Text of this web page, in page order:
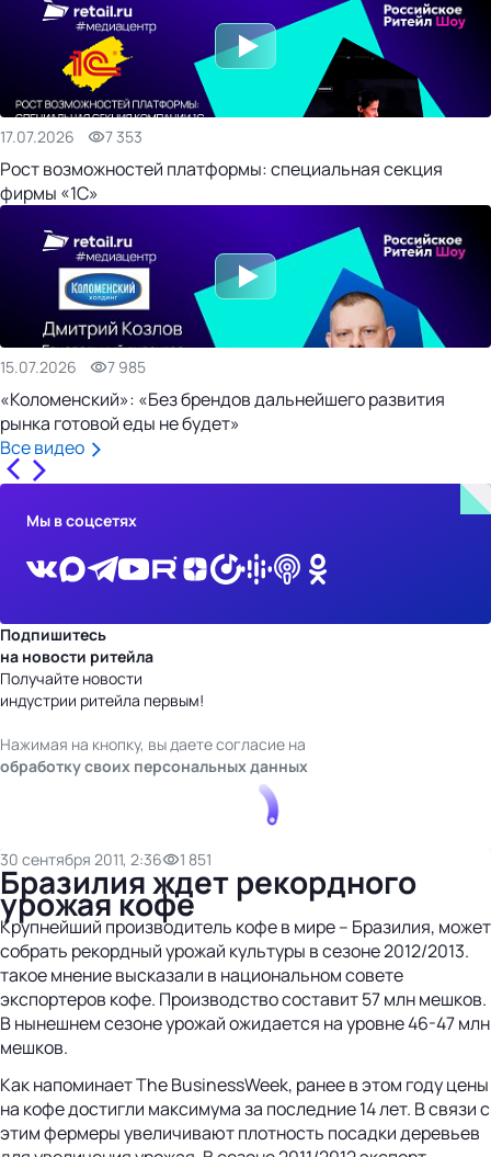
17.07.2026 7 353
Рост возможностей платформы: специальная секция
фирмы «1С»
15.07.2026 7 985
«Коломенский»: «Без брендов дальнейшего развития
рынка готовой еды не будет»
Все видео
Мы в соцсетях
Подпишитесь
на новости ритейла
Получайте новости
индустрии ритейла первым!
Нажимая на кнопку, вы даете согласие на
обработку своих персональных данных
30 сентября 2011, 2:36 1 851
Бразилия ждет рекордного
урожая кофе
Крупнейший производитель кофе в мире – Бразилия, может
собрать рекордный урожай культуры в сезоне 2012/2013.
такое мнение высказали в национальном совете
экспортеров кофе. Производство составит 57 млн мешков.
В нынешнем сезоне урожай ожидается на уровне 46-47 млн
мешков.
Как напоминает The BusinessWeek, ранее в этом году цены
на кофе достигли максимума за последние 14 лет. В связи с
этим фермеры увеличивают плотность посадки деревьев